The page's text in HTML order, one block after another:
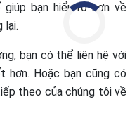
bạn hiểu rõ hơn về
lại.
bạn có thể liên hệ với
Hoặc bạn cũng có
theo của chúng tôi về